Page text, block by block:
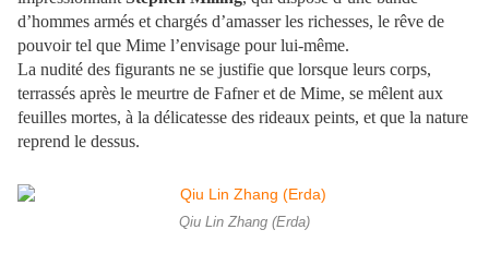
d’hommes armés et chargés d’amasser les richesses, le rêve de
pouvoir tel que Mime l’envisage pour lui-même.
La nudité des figurants ne se justifie que lorsque leurs corps,
terrassés après le meurtre de Fafner et de Mime, se mêlent aux
feuilles mortes, à la délicatesse des rideaux peints, et que la nature
reprend le dessus.
Qiu Lin Zhang (Erda)